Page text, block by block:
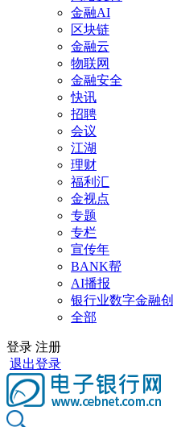
金融AI
区块链
金融云
物联网
金融安全
快讯
招聘
会议
江湖
理财
福利汇
金视点
专题
专栏
宣传年
BANK帮
AI播报
银行业数字金融
全部
登录 注册
退出登录